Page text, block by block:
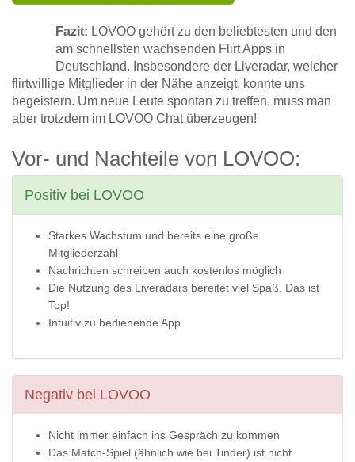
Fazit: LOVOO gehört zu den beliebtesten und den
am schnellsten wachsenden Flirt Apps in
Deutschland. Insbesondere der Liveradar, welcher
flirtwillige Mitglieder in der Nähe anzeigt, konnte uns
begeistern. Um neue Leute spontan zu treffen, muss man
aber trotzdem im LOVOO Chat überzeugen!
Vor- und Nachteile von LOVOO:
Positiv bei LOVOO
Starkes Wachstum und bereits eine große
Mitgliederzahl
Nachrichten schreiben auch kostenlos möglich
Die Nutzung des Liveradars bereitet viel Spaß. Das ist
Top!
Intuitiv zu bedienende App
Negativ bei LOVOO
Nicht immer einfach ins Gespräch zu kommen
Das Match-Spiel (ähnlich wie bei Tinder) ist nicht